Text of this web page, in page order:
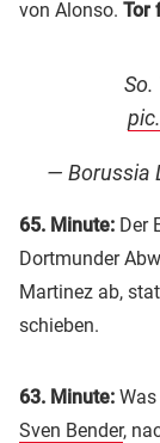
von Alonso. Tor
So.
— Borussia
65. Minute: Der
Dortmunder
Martinez ab,
schieben.
63. Minute:
Sven Bender,